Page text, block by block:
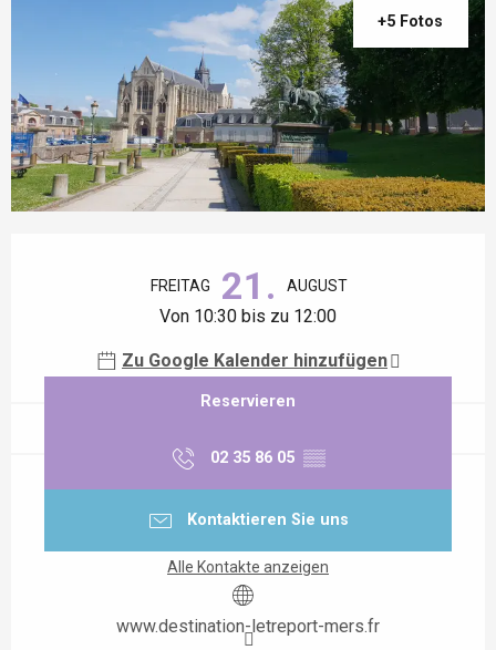
+5 Fotos
FREITAG 21. AUGUST
Von 10:30 bis zu 12:00
Zu Google Kalender hinzufügen
Reservieren
02 35 86 05 ▒▒
Kontaktieren Sie uns
Alle Kontakte anzeigen
www.destination-letreport-mers.fr